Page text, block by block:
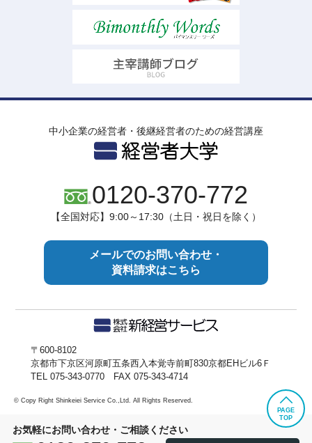
中小企業の経営者・後継経営者のための経営講座
0120-370-772
【全国対応】9:00～17:30（土日・祝日を除く）
メールでのお問い合わせ・
資料請求はこちら
〒600-8102
京都市下京区河原町五条西入本覚寺前町830京都EHビル6Ｆ
TEL 075-343-0770 FAX 075-343-4714
© Copy Right Shinkeiei Service Co.,Ltd. All Rights Reserved.
PAGE
TOP
お気軽にお問い合わせ・ご相談ください